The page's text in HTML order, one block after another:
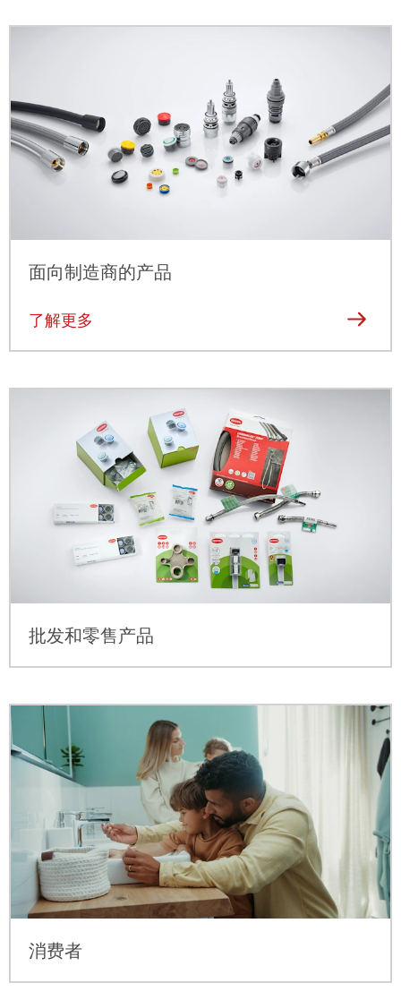
面向制造商的产品
了解更多
批发和零售产品
消费者